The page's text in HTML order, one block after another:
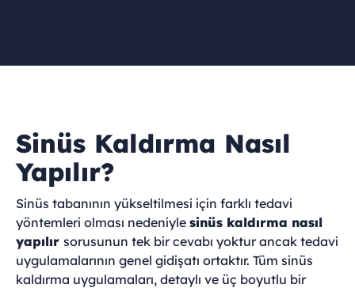
Sinüs Kaldırma Nasıl
Yapılır?
Sinüs tabanının yükseltilmesi için farklı tedavi
yöntemleri olması nedeniyle sinüs kaldırma nasıl
yapılır sorusunun tek bir cevabı yoktur ancak tedavi
uygulamalarının genel gidişatı ortaktır. Tüm sinüs
kaldırma uygulamaları, detaylı ve üç boyutlu bir